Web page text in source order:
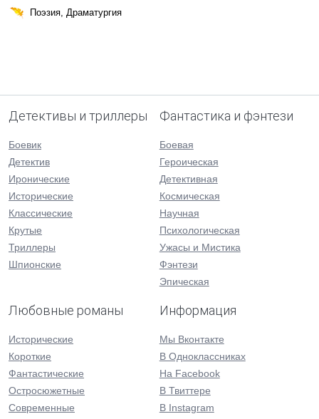
Поэзия, Драматургия
Детективы и триллеры
Боевик
Детектив
Иронические
Исторические
Классические
Крутые
Триллеры
Шпионские
Фантастика и фэнтези
Боевая
Героическая
Детективная
Космическая
Научная
Психологическая
Ужасы и Мистика
Фэнтези
Эпическая
Любовные романы
Исторические
Короткие
Фантастические
Остросюжетные
Современные
Информация
Мы Вконтакте
В Одноклассниках
На Facebook
В Твиттере
В Instagram